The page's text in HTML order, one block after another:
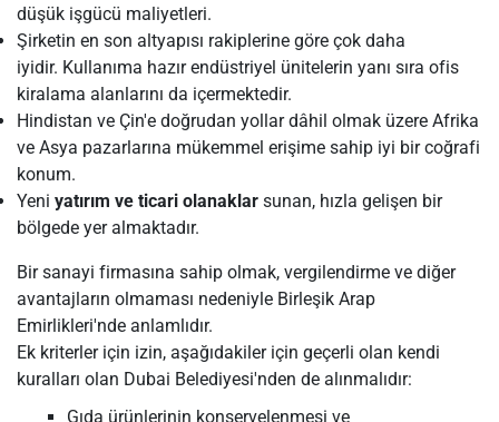
düşük işgücü maliyetleri.
Şirketin en son altyapısı rakiplerine göre çok daha
iyidir. Kullanıma hazır endüstriyel ünitelerin yanı sıra ofis
kiralama alanlarını da içermektedir.
Hindistan ve Çin'e doğrudan yollar dâhil olmak üzere Afrika
ve Asya pazarlarına mükemmel erişime sahip iyi bir coğrafi
konum.
Yeni yatırım ve ticari olanaklar sunan, hızla gelişen bir
bölgede yer almaktadır.
Bir sanayi firmasına sahip olmak, vergilendirme ve diğer
avantajların olmaması nedeniyle Birleşik Arap
Emirlikleri'nde anlamlıdır.
Ek kriterler için izin, aşağıdakiler için geçerli olan kendi
kuralları olan Dubai Belediyesi'nden de alınmalıdır:
Gıda ürünlerinin konservelenmesi ve